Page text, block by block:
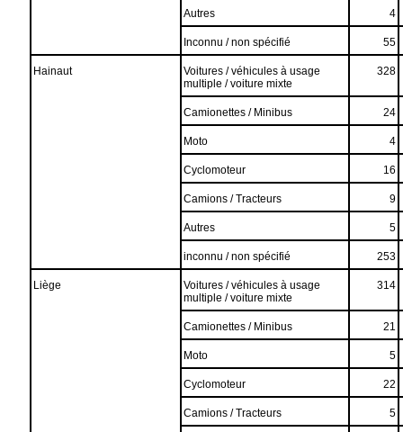
Autres 4
Inconnu / non spécifié 55
Hainaut
Voitures / véhicules à usage
multiple / voiture mixte
328
Camionettes / Minibus 24
Moto 4
Cyclomoteur 16
Camions / Tracteurs 9
Autres 5
inconnu / non spécifié 253
Liège
Voitures / véhicules à usage
multiple / voiture mixte
314
Camionettes / Minibus 21
Moto 5
Cyclomoteur 22
Camions / Tracteurs 5